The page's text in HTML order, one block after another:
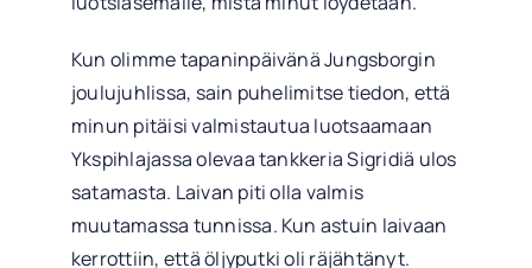
Kun olimme tapaninpäivänä Jungsborgin
joulujuhlissa, sain puhelimitse tiedon, että
minun pitäisi valmistautua luotsaamaan
Ykspihlajassa olevaa tankkeria Sigridiä ulos
satamasta. Laivan piti olla valmis
muutamassa tunnissa. Kun astuin laivaan
kerrottiin, että öljyputki oli räjähtänyt.